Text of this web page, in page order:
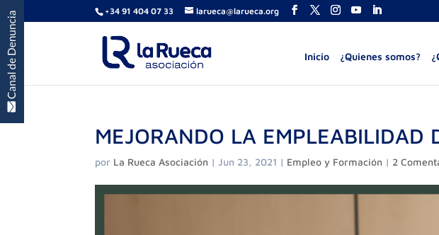
+34 91 404 07 33 larueca@larueca.org
Inicio ¿Quienes somos?
MEJORANDO LA EMPLEABILIDAD
por La Rueca Asociación |Jun 23, 2021 | Empleo y Formación | 2